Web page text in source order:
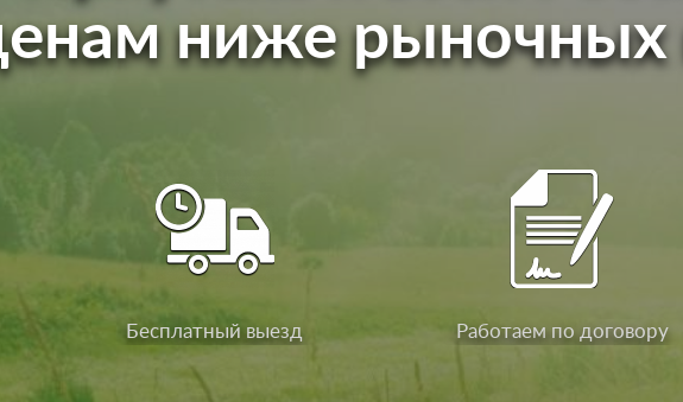
ниже рыночных
Бесплатный выезд Работаем по договору